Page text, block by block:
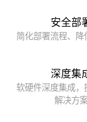
安全部
简化部署流程、降
深度集
软硬件深度集成，
解决方